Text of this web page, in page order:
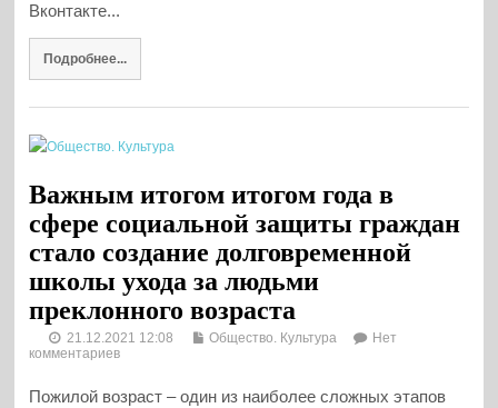
Вконтакте...
Подробнее...
Важным итогом итогом года в
сфере социальной защиты граждан
стало создание долговременной
школы ухода за людьми
преклонного возраста
21.12.2021 12:08 Общество. Культура
Нет
комментариев
Пожилой возраст – один из наиболее сложных этапов